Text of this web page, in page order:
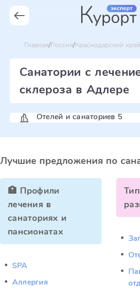
Главная Россия Краснодарский край
Санатории с
склероза в Адлере
Отелей и санаториев 5
Лучшие предложения по
🏥 Профили
лечения в
санаториях и
пансионатах
SPA
Аллергия